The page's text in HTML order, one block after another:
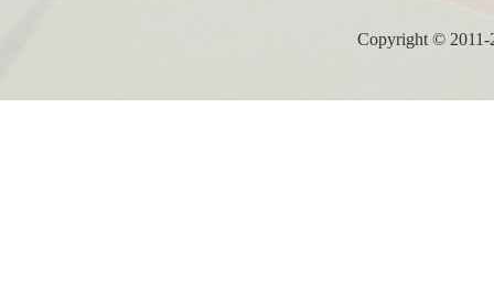
Copyright ©